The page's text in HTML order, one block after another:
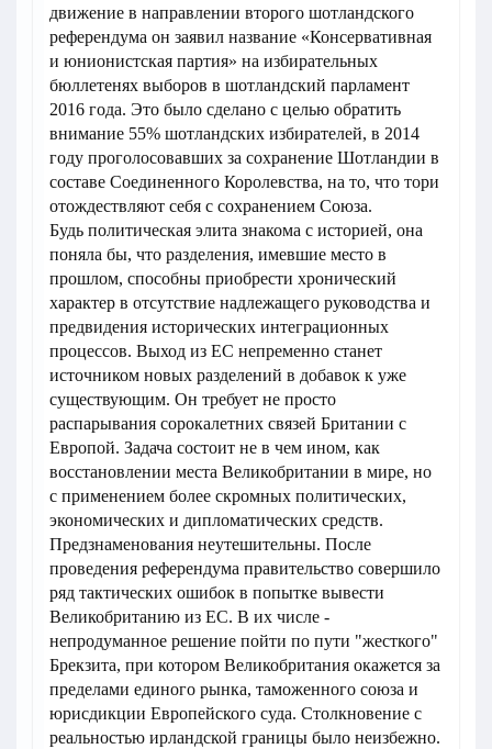
движение в направлении второго шотландского
референдума он заявил название «Консервативная
и юнионистская партия» на избирательных
бюллетенях выборов в шотландский парламент
2016 года. Это было сделано с целью обратить
внимание 55% шотландских избирателей, в 2014
году проголосовавших за сохранение Шотландии в
составе Соединенного Королевства, на то, что тори
отождествляют себя с сохранением Союза.
Будь политическая элита знакома с историей, она
поняла бы, что разделения, имевшие место в
прошлом, способны приобрести хронический
характер в отсутствие надлежащего руководства и
предвидения исторических интеграционных
процессов. Выход из ЕС непременно станет
источником новых разделений в добавок к уже
существующим. Он требует не просто
распарывания сорокалетних связей Британии с
Европой. Задача состоит не в чем ином, как
восстановлении места Великобритании в мире, но
с применением более скромных политических,
экономических и дипломатических средств.
Предзнаменования неутешительны. После
проведения референдума правительство совершило
ряд тактических ошибок в попытке вывести
Великобританию из ЕС. В их числе -
непродуманное решение пойти по пути "жесткого"
Брекзита, при котором Великобритания окажется за
пределами единого рынка, таможенного союза и
юрисдикции Европейского суда. Столкновение с
реальностью ирландской границы было неизбежно.